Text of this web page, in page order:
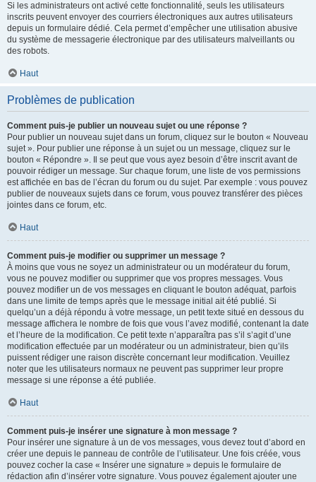
Si les administrateurs ont activé cette fonctionnalité, seuls les utilisateurs
inscrits peuvent envoyer des courriers électroniques aux autres utilisateurs
depuis un formulaire dédié. Cela permet d’empêcher une utilisation abusive
du système de messagerie électronique par des utilisateurs malveillants ou
des robots.
Haut
Problèmes de publication
Comment puis-je publier un nouveau sujet ou une réponse ?
Pour publier un nouveau sujet dans un forum, cliquez sur le bouton « Nouveau
sujet ». Pour publier une réponse à un sujet ou un message, cliquez sur le
bouton « Répondre ». Il se peut que vous ayez besoin d’être inscrit avant de
pouvoir rédiger un message. Sur chaque forum, une liste de vos permissions
est affichée en bas de l’écran du forum ou du sujet. Par exemple : vous pouvez
publier de nouveaux sujets dans ce forum, vous pouvez transférer des pièces
jointes dans ce forum, etc.
Haut
Comment puis-je modifier ou supprimer un message ?
À moins que vous ne soyez un administrateur ou un modérateur du forum,
vous ne pouvez modifier ou supprimer que vos propres messages. Vous
pouvez modifier un de vos messages en cliquant le bouton adéquat, parfois
dans une limite de temps après que le message initial ait été publié. Si
quelqu’un a déjà répondu à votre message, un petit texte situé en dessous du
message affichera le nombre de fois que vous l’avez modifié, contenant la date
et l’heure de la modification. Ce petit texte n’apparaîtra pas s’il s’agit d’une
modification effectuée par un modérateur ou un administrateur, bien qu’ils
puissent rédiger une raison discrète concernant leur modification. Veuillez
noter que les utilisateurs normaux ne peuvent pas supprimer leur propre
message si une réponse a été publiée.
Haut
Comment puis-je insérer une signature à mon message ?
Pour insérer une signature à un de vos messages, vous devez tout d’abord en
créer une depuis le panneau de contrôle de l’utilisateur. Une fois créée, vous
pouvez cocher la case « Insérer une signature » depuis le formulaire de
rédaction afin d’insérer votre signature. Vous pouvez également ajouter une